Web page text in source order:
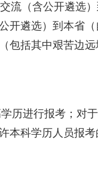
流（含公开遴选）
开遴选）到本省
包括其中艰苦边远
进行报考；对
本科学历人员报